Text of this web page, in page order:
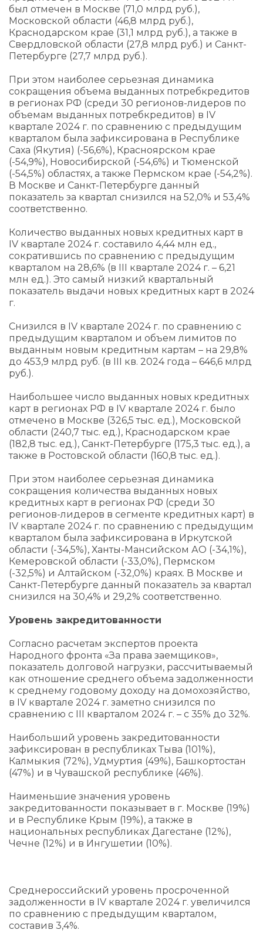
был отмечен в Москве (71,0 млрд руб.),
Московской области (46,8 млрд руб.),
Краснодарском крае (31,1 млрд руб.), а также в
Свердловской области (27,8 млрд руб.) и Санкт-
Петербурге (27,7 млрд руб.).
При этом наиболее серьезная динамика
сокращения объема выданных потребкредитов
в регионах РФ (среди 30 регионов-лидеров по
объемам выданных потребкредитов) в IV
квартале 2024 г. по сравнению с предыдущим
кварталом была зафиксирована в Республике
Саха (Якутия) (-56,6%), Красноярском крае
(-54,9%), Новосибирской (-54,6%) и Тюменской
(-54,5%) областях, а также Пермском крае (-54,2%).
В Москве и Санкт-Петербурге данный
показатель за квартал снизился на 52,0% и 53,4%
соответственно.
Количество выданных новых кредитных карт в
IV квартале 2024 г. составило 4,44 млн ед.,
сократившись по сравнению с предыдущим
кварталом на 28,6% (в III квартале 2024 г. – 6,21
млн ед.). Это самый низкий квартальный
показатель выдачи новых кредитных карт в 2024
г.
Снизился в IV квартале 2024 г. по сравнению с
предыдущим кварталом и объем лимитов по
выданным новым кредитным картам – на 29,8%
до 453,9 млрд руб. (в III кв. 2024 года – 646,6 млрд
руб.).
Наибольшее число выданных новых кредитных
карт в регионах РФ в IV квартале 2024 г. было
отмечено в Москве (326,5 тыс. ед.), Московской
области (240,7 тыс. ед.), Краснодарском крае
(182,8 тыс. ед.), Санкт-Петербурге (175,3 тыс. ед.), а
также в Ростовской области (160,8 тыс. ед.).
При этом наиболее серьезная динамика
сокращения количества выданных новых
кредитных карт в регионах РФ (среди 30
регионов-лидеров в сегменте кредитных карт) в
IV квартале 2024 г. по сравнению с предыдущим
кварталом была зафиксирована в Иркутской
области (-34,5%), Ханты-Мансийском АО (-34,1%),
Кемеровской области (-33,0%), Пермском
(-32,5%) и Алтайском (-32,0%) краях. В Москве и
Санкт-Петербурге данный показатель за квартал
снизился на 30,4% и 29,2% соответственно.
Уровень закредитованности
Согласно расчетам экспертов проекта
Народного фронта «За права заемщиков»,
показатель долговой нагрузки, рассчитываемый
как отношение среднего объема задолженности
к среднему годовому доходу на домохозяйство,
в IV квартале 2024 г. заметно снизился по
сравнению с III кварталом 2024 г. – с 35% до 32%.
Наибольший уровень закредитованности
зафиксирован в республиках Тыва (101%),
Калмыкия (72%), Удмуртия (49%), Башкортостан
(47%) и в Чувашской республике (46%).
Наименьшие значения уровень
закредитованности показывает в г. Москве (19%)
и в Республике Крым (19%), а также в
национальных республиках Дагестане (12%),
Чечне (12%) и в Ингушетии (10%).
Среднероссийский уровень просроченной
задолженности в IV квартале 2024 г. увеличился
по сравнению с предыдущим кварталом,
составив 3,4%.